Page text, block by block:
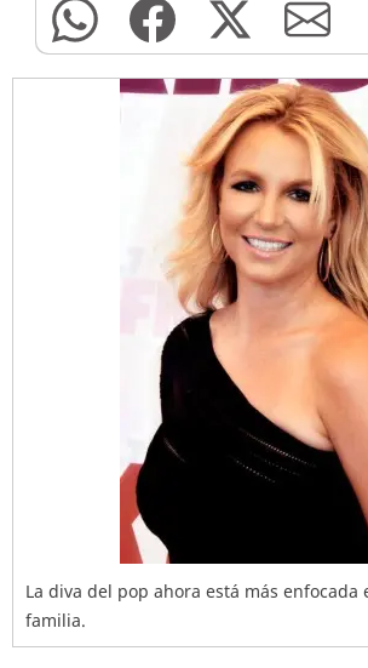
La diva del pop ahora está más enfocada
familia.